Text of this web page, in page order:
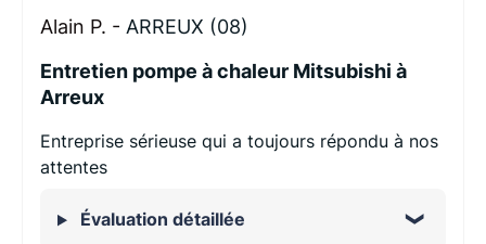
Alain P. - ARREUX (08)
Entretien pompe à chaleur Mitsubishi à
Arreux
Entreprise sérieuse qui a toujours répondu à nos
attentes
Évaluation détaillée